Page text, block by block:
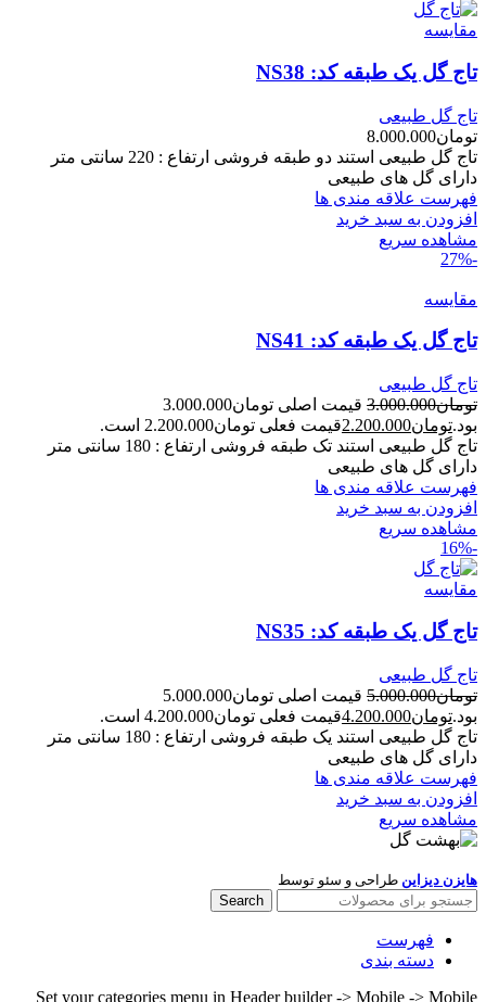
مقایسه
تاج گل یک طبقه کد: NS38
تاج گل طبیعی
تومان8.000.000
تاج گل طبیعی استند دو طبقه فروشی ارتفاع : 220 سانتی متر
دارای گل های طبیعی
فهرست علاقه مندی ها
افزودن به سبد خرید
مشاهده سریع
-27%
مقایسه
تاج گل یک طبقه کد: NS41
تاج گل طبیعی
تومان3.000.000
قیمت اصلی تومان3.000.000
بود.تومان2.200.000قیمت فعلی تومان2.200.000 است.
تاج گل طبیعی استند تک طبقه فروشی ارتفاع : 180 سانتی متر
دارای گل های طبیعی
فهرست علاقه مندی ها
افزودن به سبد خرید
مشاهده سریع
-16%
مقایسه
تاج گل یک طبقه کد: NS35
تاج گل طبیعی
تومان5.000.000
قیمت اصلی تومان5.000.000
بود.تومان4.200.000قیمت فعلی تومان4.200.000 است.
تاج گل طبیعی استند یک طبقه فروشی ارتفاع : 180 سانتی متر
دارای گل های طبیعی
فهرست علاقه مندی ها
افزودن به سبد خرید
مشاهده سریع
هایزن دیزاین طراحی و سئو توسط
Search
فهرست
دسته بندی
Set your categories menu in Header builder -> Mobile -> Mobile